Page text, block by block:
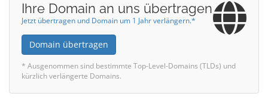
Ihre Domain an uns übertragen
Jetzt übertragen und Domain um 1 Jahr verlängern.*
Domain übertragen
* Ausgenommen sind bestimmte Top-Level-Domains (TLDs) und
kürzlich verlängerte Domains.